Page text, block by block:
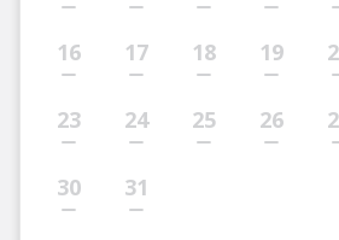
16 17 18 19
23 24 25 26
30 31